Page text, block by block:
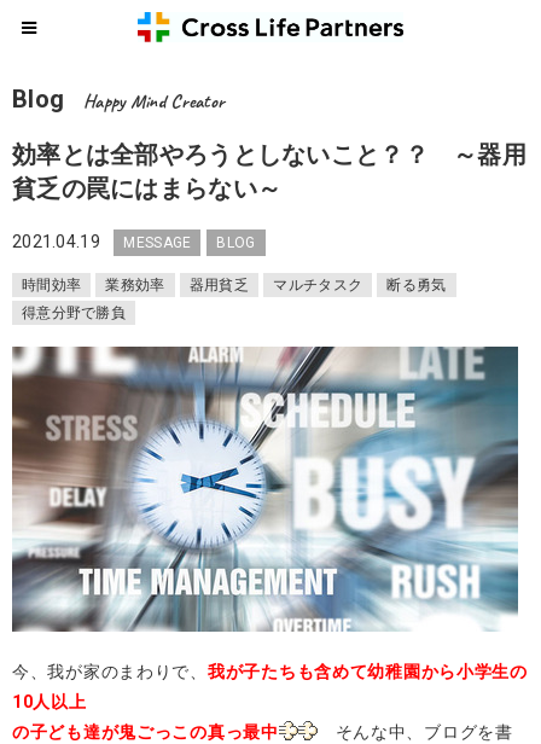
Blog Happy Mind Creator
効率とは全部やろうとしないこと？？ ～器用
貧乏の罠にはまらない～
2021.04.19 MESSAGE BLOG
時間効率 業務効率 器用貧乏 マルチタスク
断る勇気
得意分野で勝負
今、我が家のまわりで、 我が子たちも含めて幼稚園から小学生の
10人以上
の子ども達が鬼ごっこの真っ最中
そんな中、ブログを書